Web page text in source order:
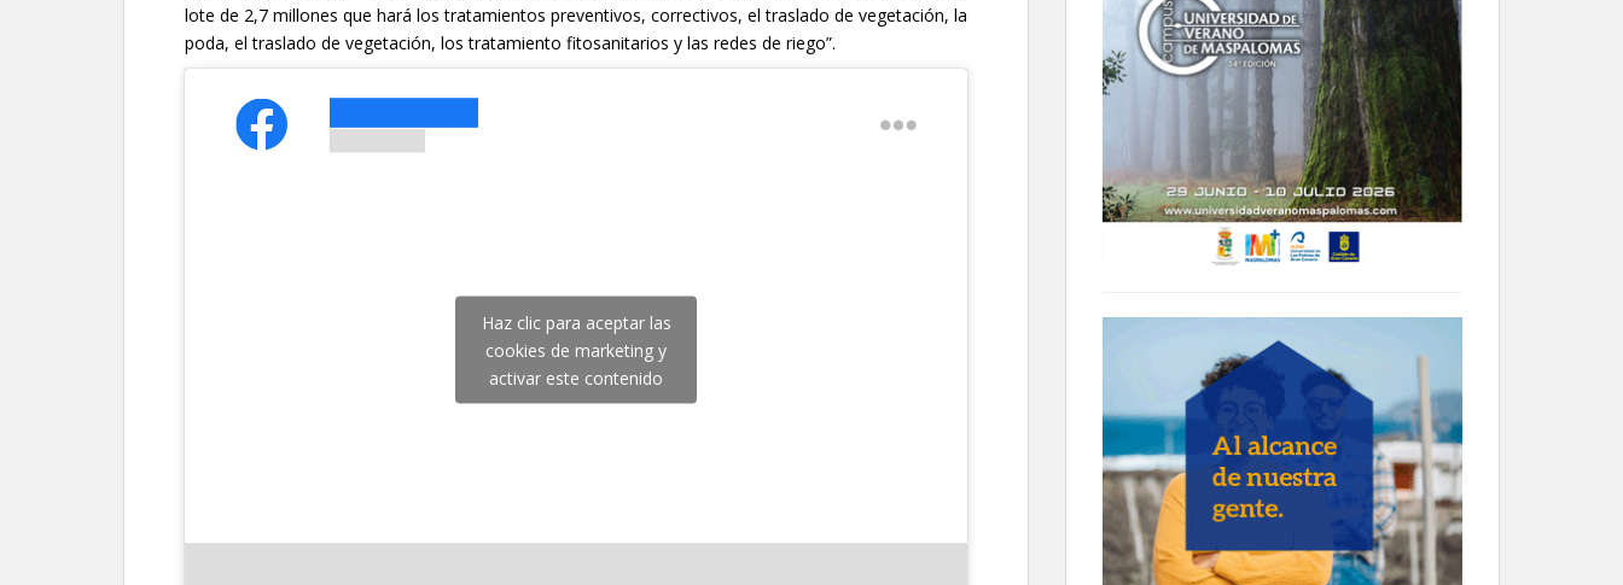
lote de 2,7 millones que hará los tratamientos preventivos, correctivos, el traslado de vegetación, la
poda, el traslado de vegetación, los tratamiento fitosanitarios y las redes de riego”.
Haz clic para aceptar las
cookies de marketing y
activar este contenido